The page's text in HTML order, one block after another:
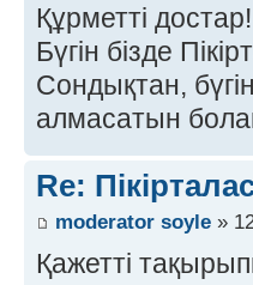
Құрметті достар!
Бүгін бізде
Сондықтан,
алмасатын
Re:
moderator soyle »
Қажетті